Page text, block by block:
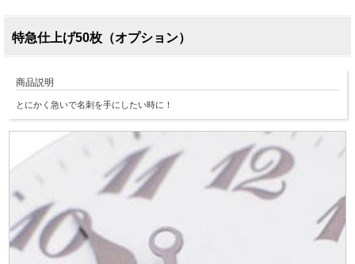
特急仕上げ50枚（オプション）
商品説明
とにかく急いで名刺を手にしたい時に！